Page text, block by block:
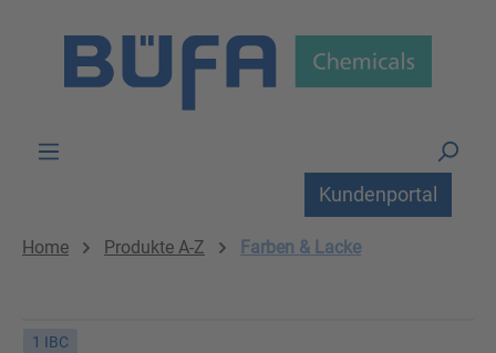
Kundenportal
Home Produkte A-Z Farben & Lacke
1 IBC